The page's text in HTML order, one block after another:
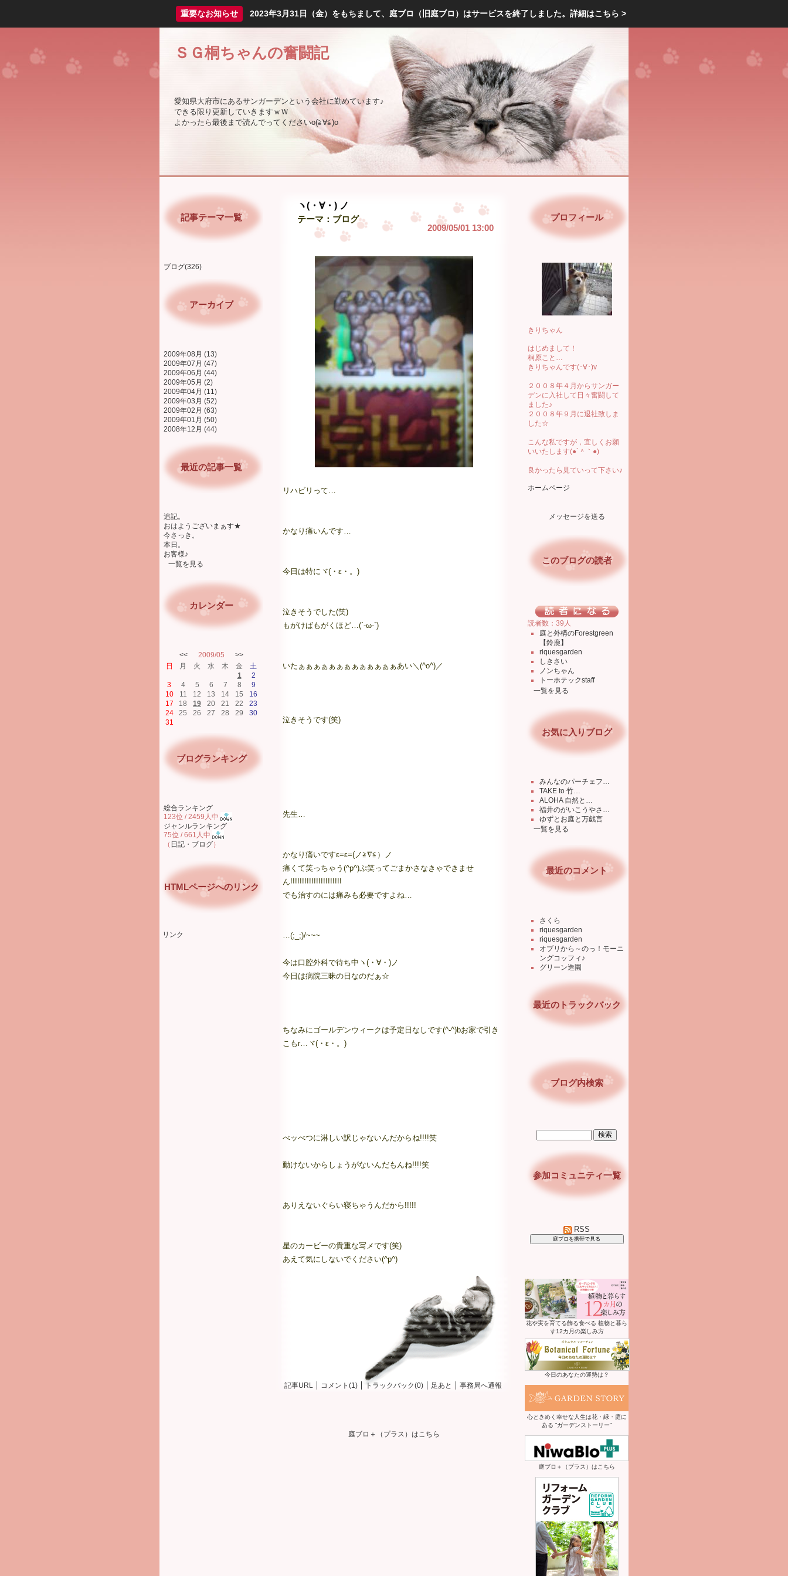
重要なお知らせ 2023年3月31日（金）をもちまして、庭ブロ（旧庭ブロ）はサービスを終了しました。 詳細はこちら >
ＳＧ桐ちゃんの奮闘記
愛知県大府市にあるサンガーデンという会社に勤めています♪
できる限り更新していきますｗＷ
よかったら最後まで読んでってくださいo(≧∀≦)o
ヽ(・∀・) ノ
テーマ： ブログ
2009/05/01 13:00
リハビリって…
かなり痛いんです…
今日は特にヾ(・ε・。)
泣きそうでした(笑)
もがけばもがくほど…(´-ω-`)
いたぁぁぁぁぁぁぁぁぁぁぁぁぁあい＼(^o^)／
泣きそうです(笑)
先生…
かなり痛いですε=ε=(ノ≧∇≦）ノ
痛くて笑っちゃう(^p^)ぷ笑ってごまかさなきゃできませ
ん!!!!!!!!!!!!!!!!!!!!!!
でも治すのには痛みも必要ですよね…
…(;_;)/~~~
今は口腔外科で待ち中ヽ(・∀・)ノ
今日は病院三昧の日なのだぁ☆
ちなみにゴールデンウィークは予定日なしです(^-^)bお家で引き
こもr…ヾ(・ε・。)
べッべつに淋しい訳じゃないんだからね!!!!笑
動けないからしょうがないんだもんね!!!!笑
ありえないぐらい寝ちゃうんだから!!!!!
星のカービーの貴重な写メです(笑)
あえて気にしないでください(^p^)
記事URL コメント(1) トラックバック(0) 足あと 事務局へ通報
庭ブロ＋（プラス）はこちら
記事テーマ一覧
ブログ(326)
アーカイブ
2009年08月 (13)
2009年07月 (47)
2009年06月 (44)
2009年05月 (2)
2009年04月 (11)
2009年03月 (52)
2009年02月 (63)
2009年01月 (50)
2008年12月 (44)
最近の記事一覧
追記。
おはようございまぁす★
今さっき。
本日。
お客様♪
一覧を見る
カレンダー
<< 2009/05 >>
日
月 火 水 木 金
土
1
2
3
4 5 6 7 8
9
10
11 12 13 14 15
16
17
18 19 20 21 22
23
24
25 26 27 28 29
30
31
ブログランキング
総合ランキング
123位 / 2459人中
ジャンルランキング
75位 / 661人中
（ 日記・ブログ）
HTMLページへのリンク
リンク
プロフィール
きりちゃん
はじめまして！
桐原こと…
きりちゃんです(･∀･)v
２００８年４月からサンガー
デンに入社して日々奮闘して
ました♪
２００８年９月に退社致しま
した☆
こんな私ですが，宜しくお願
いいたします(●´＾｀●)
良かったら見ていって下さい♪
ホームページ
メッセージを送る
このブログの読者
読者数：39人
庭と外構のForestgreen
【鈴鹿】
riquesgarden
しきさい
ノンちゃん
トーホテックstaff
一覧を見る
お気に入りブログ
みんなのパーチェフ…
TAKE to 竹…
ALOHA 自然と…
福井のがいこうやさ…
ゆずとお庭と万戯言
一覧を見る
最近のコメント
さくら
riquesgarden
riquesgarden
オブリから～のっ！モーニ
ングコッフィ♪
グリーン造園
最近のトラックバック
ブログ内検索
参加コミュニティ一覧
RSS
花や実を育てる飾る食べる 植物と暮ら
す12カ月の楽しみ方
今日のあなたの運勢は？
心ときめく幸せな人生は花・緑・庭に
ある “ガーデンストーリー”
庭ブロ＋（プラス）はこちら